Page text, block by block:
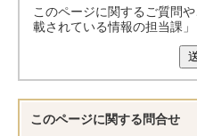
このページに関するご質問
載されている情報の担当課
このページに関する 問合せ